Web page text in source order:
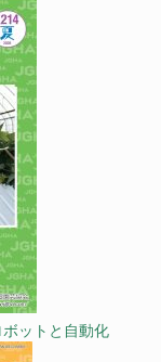
ットと自動化